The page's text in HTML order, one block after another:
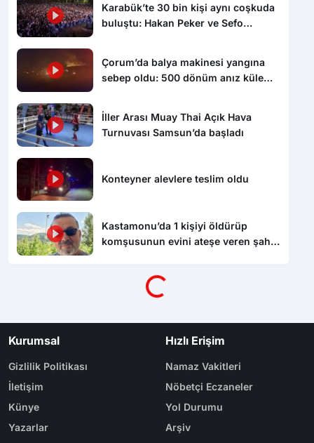
Karabük’te 30 bin kişi aynı coşkuda
buluştu: Hakan Peker ve Sefo
Çorum’da balya makinesi yangına
sebep oldu: 500 dönüm anız küle
İller Arası Muay Thai Açık Hava
Turnuvası Samsun’da başladı
Konteyner alevlere teslim oldu
Kastamonu’da 1 kişiyi öldürüp
komşusunun evini ateşe veren şahıs
Yükleniyor...
Kurumsal
Gizlilik Politikası
İletişim
Künye
Yazarlar
Hızlı Erişim
Namaz Vakitleri
Nöbetçi Eczaneler
Yol Durumu
Arşiv